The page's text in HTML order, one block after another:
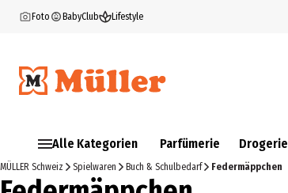
Foto BabyClub Lifestyle
Alle Kategorien Parfümerie Drogerie
MÜLLER Schweiz Spielwaren Buch & Schulbedarf Federmäppchen